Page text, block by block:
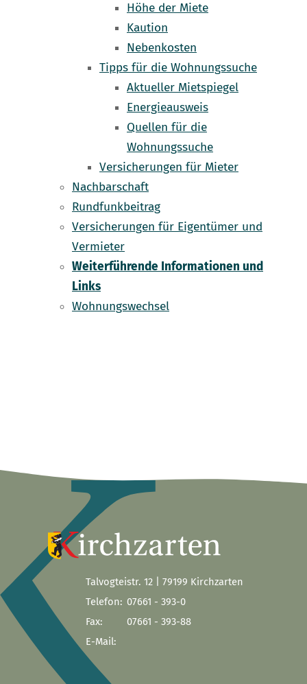
Höhe der Miete
Kaution
Nebenkosten
Tipps für die Wohnungssuche
Aktueller Mietspiegel
Energieausweis
Quellen für die
Wohnungssuche
Versicherungen für Mieter
Nachbarschaft
Rundfunkbeitrag
Versicherungen für Eigentümer und
Vermieter
Weiterführende Informationen und
Links
Wohnungswechsel
Talvogteistr. 12 | 79199 Kirchzarten
Telefon: 07661 - 393-0
Fax:
07661 - 393-88
E-Mail: